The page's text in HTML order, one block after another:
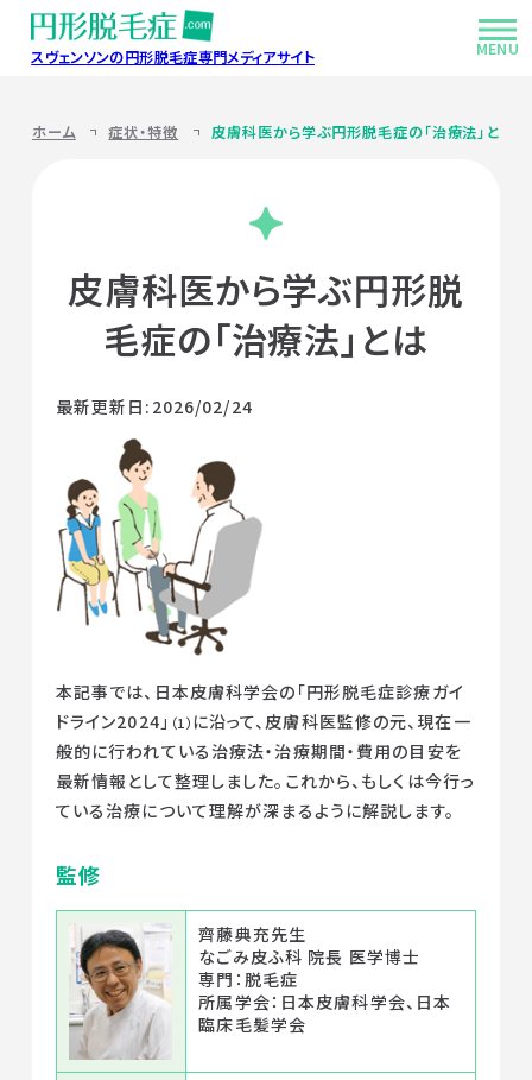
スヴェンソンの円形脱毛症専門メディアサイト MENU
症状・特徴
生活の知恵と工夫
Q&Aよくあるお悩み
ハンドブックご利用病院
このサイトについて
監修ドクターからのメッセージ
ホーム 症状・特徴 皮膚科医から学ぶ円形脱毛症の「治療法」とは
皮膚科医から学ぶ円形脱
毛症の「治療法」とは
最新更新日:2026/02/24
本記事では、日本皮膚科学会の「円形脱毛症診療ガイ
ドライン2024」 （1）に沿って、皮膚科医監修の元、現在一
般的に行われている治療法・治療期間・費用の目安を
最新情報として整理しました。これから、もしくは今行っ
ている治療について理解が深まるように解説します。
監修
齊藤典充先生
なごみ皮ふ科 院長 医学博士
専門：脱毛症
所属学会：日本皮膚科学会、日本
臨床毛髪学会